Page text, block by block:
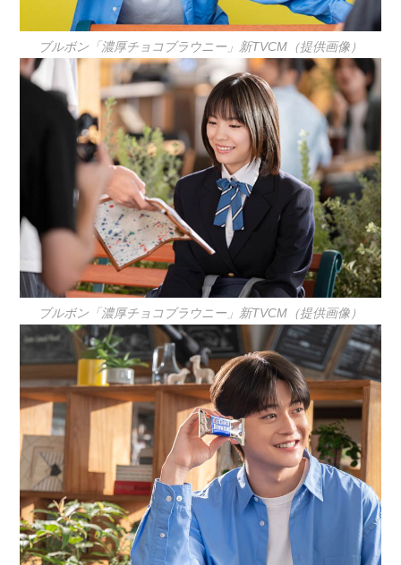
ブルボン「濃厚チョコブラウニー」新TVCM（提供画像）
ブルボン「濃厚チョコブラウニー」新TVCM（提供画像）